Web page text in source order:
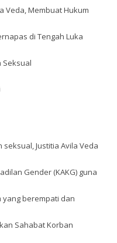
Veda, Membuat Hukum
di Tengah Luka
Seksual
Justitia Avila Veda
Gender (KAKG) guna
berempati dan
Sahabat Korban